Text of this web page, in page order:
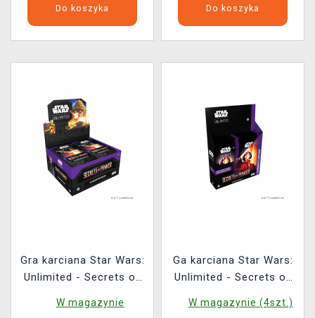
Do koszyka Do koszyka
Gra karciana Star Wars:
Unlimited - Secrets of
boostery)
W magazynie
Ga karciana Star Wars:
Unlimited - Secrets of
Booster Box (12
W magazynie (4szt.)